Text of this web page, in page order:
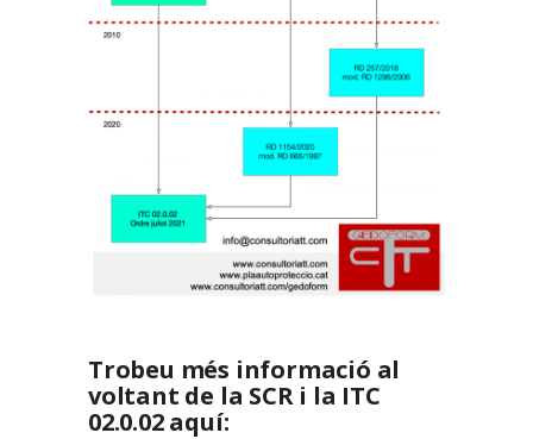
Trobeu més informació al
voltant de la SCR i la ITC
02.0.02 aquí: